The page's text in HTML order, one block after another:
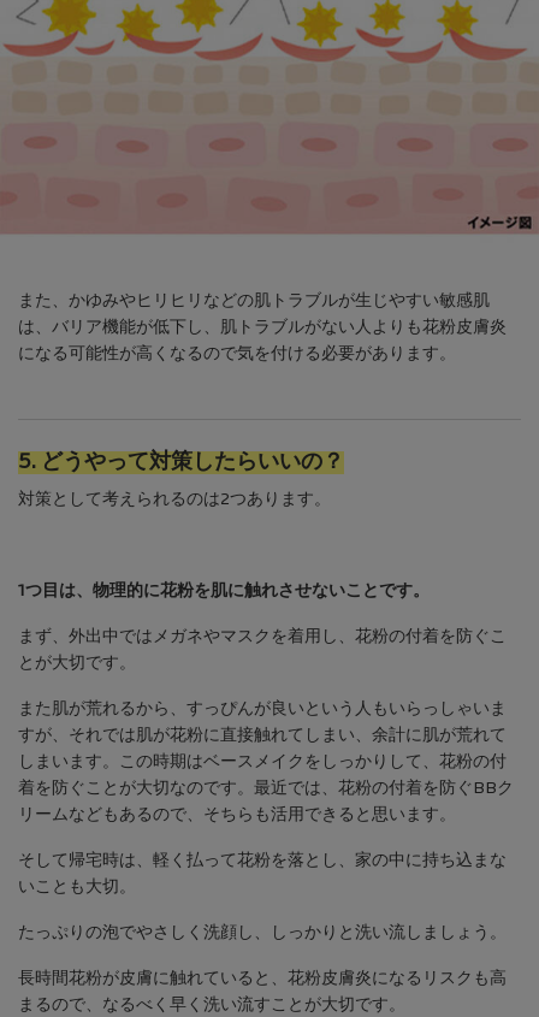
また、かゆみやヒリヒリなどの肌トラブルが生じやすい敏感肌
は、バリア機能が低下し、肌トラブルがない人よりも花粉皮膚炎
になる可能性が高くなるので気を付ける必要があります。
5. どうやって対策したらいいの？
対策として考えられるのは2つあります。
1つ目は、物理的に花粉を肌に触れさせないことです。
まず、外出中ではメガネやマスクを着用し、花粉の付着を防ぐこ
とが大切です。
また肌が荒れるから、すっぴんが良いという人もいらっしゃいま
すが、それでは肌が花粉に直接触れてしまい、余計に肌が荒れて
しまいます。この時期はベースメイクをしっかりして、花粉の付
着を防ぐことが大切なのです。最近では、花粉の付着を防ぐBBク
リームなどもあるので、そちらも活用できると思います。
そして帰宅時は、軽く払って花粉を落とし、家の中に持ち込まな
いことも大切。
たっぷりの泡でやさしく洗顔し、しっかりと洗い流しましょう。
長時間花粉が皮膚に触れていると、花粉皮膚炎になるリスクも高
まるので、なるべく早く洗い流すことが大切です。